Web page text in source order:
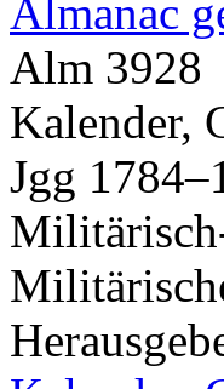
Almanac
Alm 3928
Kalender,
Jgg